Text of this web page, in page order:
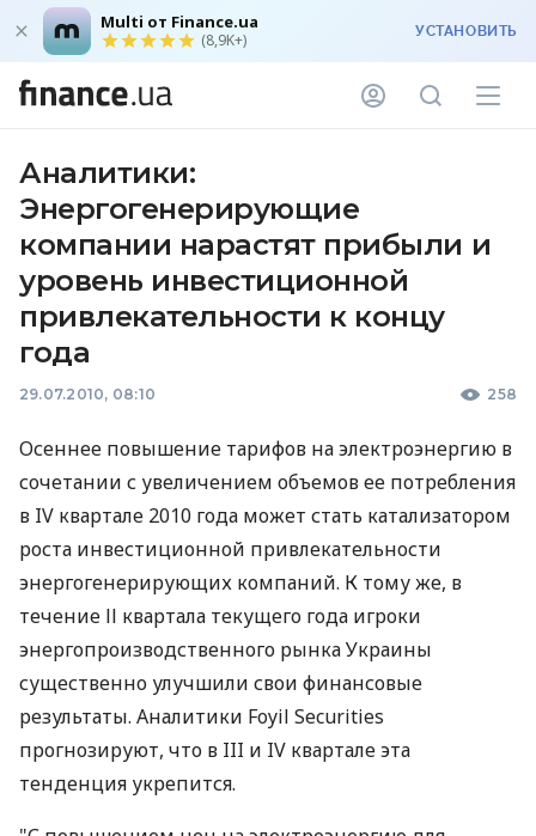
Multi от Finance.ua
(8,9K+) УСТАНОВИТЬ
Аналитики:
Энергогенерирующие
компании нарастят прибыли и
уровень инвестиционной
привлекательности к концу
года
29.07.2010, 08:10 258
Осеннее повышение тарифов на электроэнергию в
сочетании с увеличением объемов ее потребления
в IV квартале 2010 года может стать катализатором
роста инвестиционной привлекательности
энергогенерирующих компаний. К тому же, в
течение ІІ квартала текущего года игроки
энергопроизводственного рынка Украины
существенно улучшили свои финансовые
результаты. Аналитики Foyil Securities
прогнозируют, что в III и IV квартале эта
тенденция укрепится.